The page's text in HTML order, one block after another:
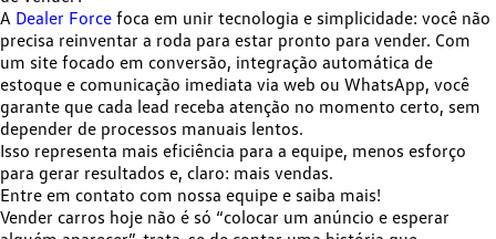
A Dealer Force foca em unir tecnologia e simplicidade: você não
precisa reinventar a roda para estar pronto para vender. Com
um site focado em conversão, integração automática de
estoque e comunicação imediata via web ou WhatsApp, você
garante que cada lead receba atenção no momento certo, sem
depender de processos manuais lentos.
Isso representa mais eficiência para a equipe, menos esforço
para gerar resultados e, claro: mais vendas.
Entre em contato com nossa equipe e saiba mais!
Vender carros hoje não é só “colocar um anúncio e esperar